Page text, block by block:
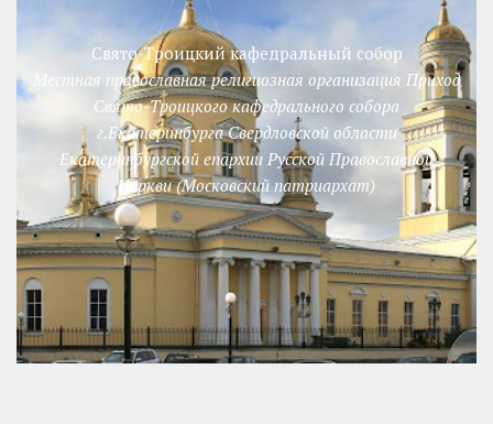
Свято-Троицкий кафедральный собор
Местная православная религиозная организация Приход
Свято-Троицкого кафедрального собора
г.Екатеринбурга Свердловской области
Екатеринбургской епархии Русской Православной
Церкви (Московский патриархат)